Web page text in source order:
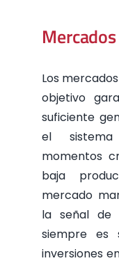
Los
objetivo
suficiente
el
momentos
baja
mercado
la señal
siempre es
inversiones